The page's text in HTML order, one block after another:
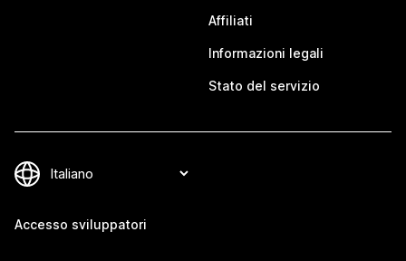
Affiliati
Informazioni legali
Stato del servizio
Accesso sviluppatori